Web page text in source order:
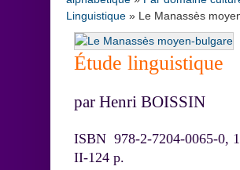
Linguistique » Le Manassès
Étude linguistique
par Henri BOISSIN
ISBN 978-2-7204-0065-0,
II-124 p.